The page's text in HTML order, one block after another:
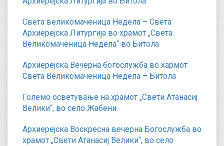
Света великомаченица Недела – Света
Архиерејска Литургија во храмот „Света
Великомаченица Недела“ во Битола
Архиерејска Вечерна богослужба во хармот
Света Великомаченица Недела – Битола
Големо осветување на храмот „Свети Атанасиј
Велики“, во село Жабени
Архиерејска Воскресна вечерна Богослужба во
храмот „Свети Атанасиј Велики“, во село